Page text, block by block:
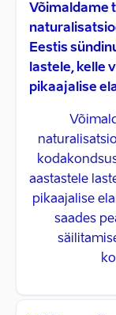
Võimaldame
Eestis
lastele, kelle
pikaajalise
aastastele
pikaajalise
saades